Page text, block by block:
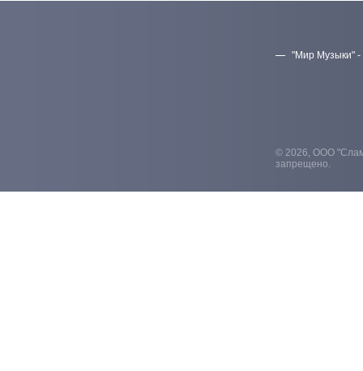
"Мир Музыки" -
© 2026, ООО
запрещено.